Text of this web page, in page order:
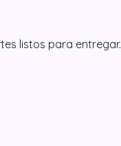
listos para entregar.